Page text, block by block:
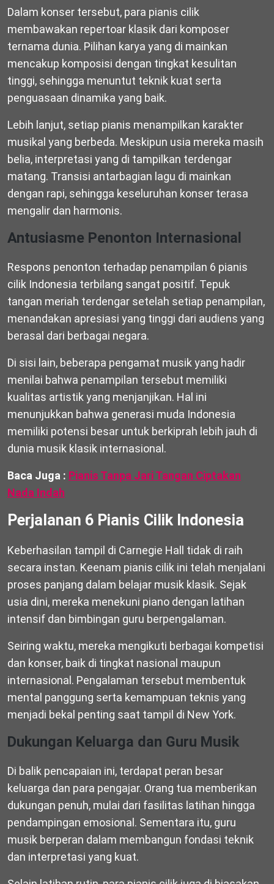
Dalam konser tersebut, para pianis cilik
membawakan repertoar klasik dari komposer
ternama dunia. Pilihan karya yang di mainkan
mencakup komposisi dengan tingkat kesulitan
tinggi, sehingga menuntut teknik kuat serta
penguasaan dinamika yang baik.
Lebih lanjut, setiap pianis menampilkan karakter
musikal yang berbeda. Meskipun usia mereka masih
belia, interpretasi yang di tampilkan terdengar
matang. Transisi antarbagian lagu di mainkan
dengan rapi, sehingga keseluruhan konser terasa
mengalir dan harmonis.
Antusiasme Penonton Internasional
Respons penonton terhadap penampilan 6 pianis
cilik Indonesia terbilang sangat positif. Tepuk
tangan meriah terdengar setelah setiap penampilan,
menandakan apresiasi yang tinggi dari audiens yang
berasal dari berbagai negara.
Di sisi lain, beberapa pengamat musik yang hadir
menilai bahwa penampilan tersebut memiliki
kualitas artistik yang menjanjikan. Hal ini
menunjukkan bahwa generasi muda Indonesia
memiliki potensi besar untuk berkiprah lebih jauh di
dunia musik klasik internasional.
Baca Juga : Pianis Tanpa Jari Tangan Ciptakan
Nada Indah
Perjalanan 6 Pianis Cilik Indonesia
Keberhasilan tampil di Carnegie Hall tidak di raih
secara instan. Keenam pianis cilik ini telah menjalani
proses panjang dalam belajar musik klasik. Sejak
usia dini, mereka menekuni piano dengan latihan
intensif dan bimbingan guru berpengalaman.
Seiring waktu, mereka mengikuti berbagai kompetisi
dan konser, baik di tingkat nasional maupun
internasional. Pengalaman tersebut membentuk
mental panggung serta kemampuan teknis yang
menjadi bekal penting saat tampil di New York.
Dukungan Keluarga dan Guru Musik
Di balik pencapaian ini, terdapat peran besar
keluarga dan para pengajar. Orang tua memberikan
dukungan penuh, mulai dari fasilitas latihan hingga
pendampingan emosional. Sementara itu, guru
musik berperan dalam membangun fondasi teknik
dan interpretasi yang kuat.